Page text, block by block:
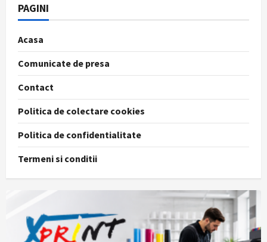
PAGINI
Acasa
Comunicate de presa
Contact
Politica de colectare cookies
Politica de confidentialitate
Termeni si conditii